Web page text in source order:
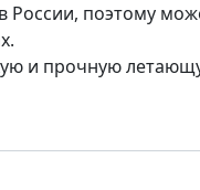
поэтому
и прочную